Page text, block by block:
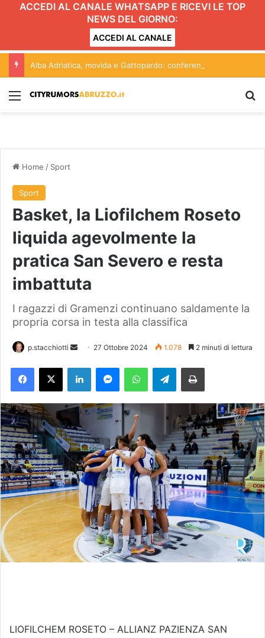
ACCEDI AL CANALE WHATSAPP E RICEVI LE TOP
NEWS DEL GIORNO:
ACCEDI AL CANALE
Menu
Home / Sport
Sport
Basket, la Liofilchem Roseto
liquida agevolmente la
pratica San Severo e resta
imbattuta
I ragazzi di Gramenzi continuano saldamente la
propria corsa in testa alla classifica
p.stacchiotti
v
i
a
u
n
'
e
m
a
i
27 Ottobre 2024 1.078 2 minuti di lettura
Telegram
LIOFILCHEM ROSETO – ALLIANZ PAZIENZA SAN